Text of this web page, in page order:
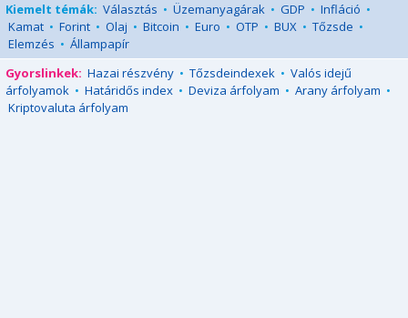
Kiemelt témák: Választás • Üzemanyagárak • GDP • Infláció •
Kamat • Forint • Olaj • Bitcoin • Euro • OTP • BUX • Tőzsde •
Elemzés • Állampapír
Gyorslinkek: Hazai részvény • Tőzsdeindexek • Valós idejű
árfolyamok • Határidős index • Deviza árfolyam • Arany árfolyam •
Kriptovaluta árfolyam